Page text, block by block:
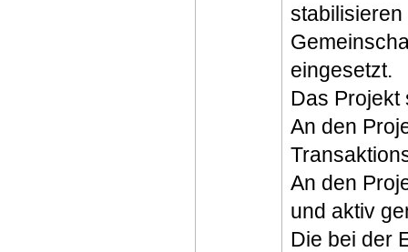
eingesetzt.
Das Projekt
An den
An den
und aktiv
Die bei der